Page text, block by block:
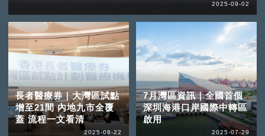
2025-09-02
長者醫療券｜大灣區試點
增至21間 內地九市全覆
蓋 流程一文看清
2025-08-22
7月灣區資訊｜全國首個
深圳海港口岸國際中轉區
啟用
2025-07-29